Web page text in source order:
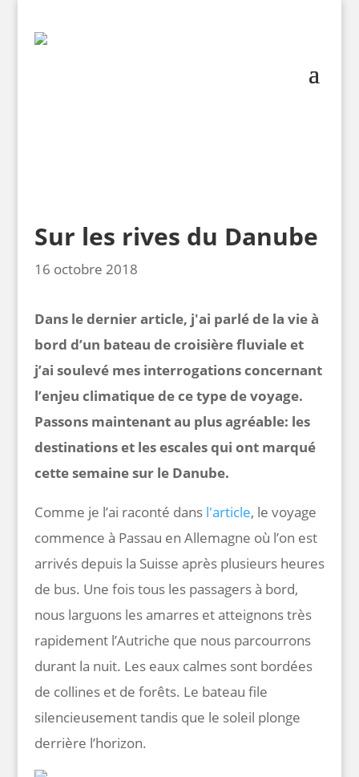
Sur les rives du Danube
16 octobre 2018
Dans le dernier article, j'ai parlé de la vie à
bord d’un bateau de croisière fluviale et
j’ai soulevé mes interrogations concernant
l’enjeu climatique de ce type de voyage.
Passons maintenant au plus agréable: les
destinations et les escales qui ont marqué
cette semaine sur le Danube.
Comme je l’ai raconté dans l'article, le voyage
commence à Passau en Allemagne où l’on est
arrivés depuis la Suisse après plusieurs heures
de bus. Une fois tous les passagers à bord,
nous larguons les amarres et atteignons très
rapidement l’Autriche que nous parcourrons
durant la nuit. Les eaux calmes sont bordées
de collines et de forêts. Le bateau file
silencieusement tandis que le soleil plonge
derrière l’horizon.